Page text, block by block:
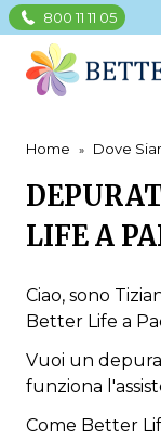
800 11 11 05
Home Dove
LIFE A
Ciao, sono
Better Life a
Vuoi un
funziona
Come Better